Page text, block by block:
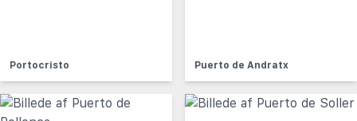
Portocristo Puerto de Andratx